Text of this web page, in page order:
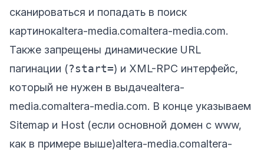
сканироваться и попадать в поиск
картинокaltera-media.comaltera-media.com.
Также запрещены динамические URL
пагинации (?start=) и XML-RPC интерфейс,
который не нужен в выдачеaltera-
media.comaltera-media.com. В конце указываем
Sitemap и Host (если основной домен с www,
как в примере выше)altera-media.comaltera-